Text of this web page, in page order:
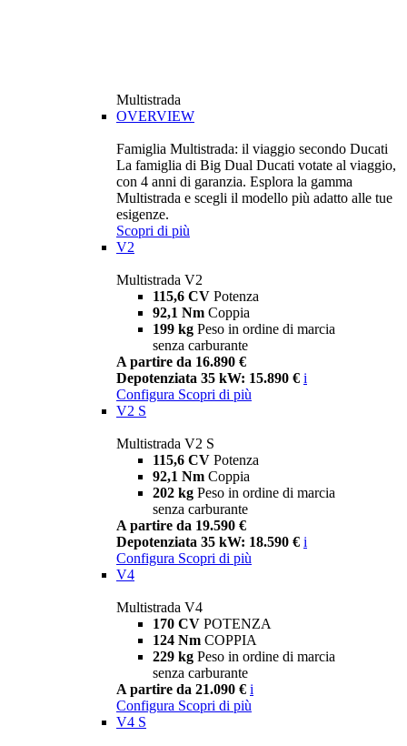
Multistrada
OVERVIEW
Famiglia Multistrada: il viaggio secondo Ducati
La famiglia di Big Dual Ducati votate al viaggio,
con 4 anni di garanzia. Esplora la gamma
Multistrada e scegli il modello più adatto alle tue
esigenze.
Scopri di più
V2
Multistrada V2
115,6 CV Potenza
92,1 Nm Coppia
199 kg Peso in ordine di marcia
senza carburante
A partire da 16.890 €
Depotenziata 35 kW: 15.890 € i
Configura Scopri di più
V2 S
Multistrada V2 S
115,6 CV Potenza
92,1 Nm Coppia
202 kg Peso in ordine di marcia
senza carburante
A partire da 19.590 €
Depotenziata 35 kW: 18.590 € i
Configura Scopri di più
V4
Multistrada V4
170 CV POTENZA
124 Nm COPPIA
229 kg Peso in ordine di marcia
senza carburante
A partire da 21.090 € i
Configura Scopri di più
V4 S